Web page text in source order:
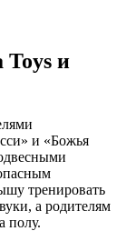
и
и «Божья
тренировать
а родителям
полу.